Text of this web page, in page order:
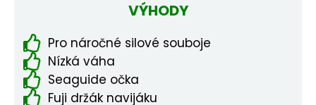
VÝHODY
Pro náročné silové souboje
Nízká váha
Seaguide očka
Fuji držák navijáku